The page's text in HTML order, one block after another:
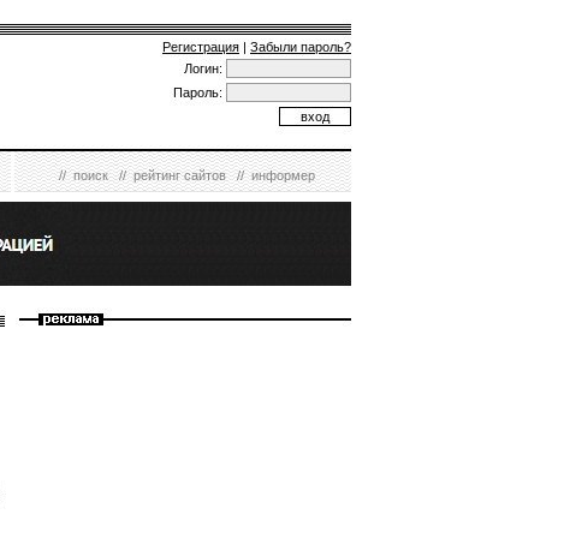
Регистрация | Забыли пароль?
Логин:
Пароль:
//поиск//рейтинг сайтов//информер